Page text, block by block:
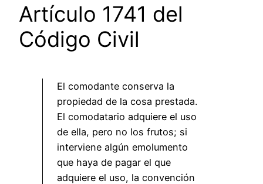
Artículo 1741 del
Código Civil
El comodante conserva la
propiedad de la cosa prestada.
El comodatario adquiere el uso
de ella, pero no los frutos; si
interviene algún emolumento
que haya de pagar el que
adquiere el uso, la convención